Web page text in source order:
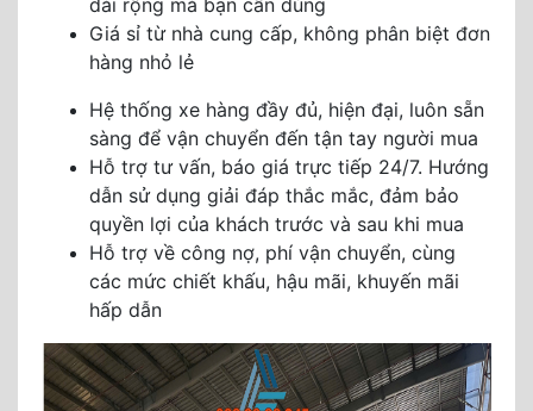
dài rộng mà bạn cần dùng
Giá sỉ từ nhà cung cấp, không phân biệt đơn
hàng nhỏ lẻ
Hệ thống xe hàng đầy đủ, hiện đại, luôn sẵn
sàng để vận chuyển đến tận tay người mua
Hỗ trợ tư vấn, báo giá trực tiếp 24/7. Hướng
dẫn sử dụng giải đáp thắc mắc, đảm bảo
quyền lợi của khách trước và sau khi mua
Hỗ trợ về công nợ, phí vận chuyển, cùng
các mức chiết khấu, hậu mãi, khuyến mãi
hấp dẫn